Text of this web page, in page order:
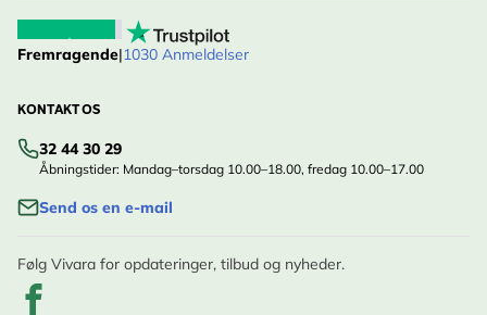
Fremragende|1030 Anmeldelser
KONTAKT OS
32 44 30 29
Åbningstider: Mandag–torsdag 10.00–18.00, fredag 10.00–17.00
Send os en e-mail
Følg Vivara for opdateringer, tilbud og nyheder.